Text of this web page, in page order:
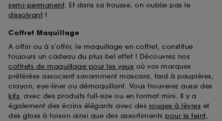
semi-permanent. Et dans sa trousse, on oublie pas le
dissolvant !
Coffret Maquillage
A offrir ou à s’offrir, le maquillage en coffret, constitue
toujours un cadeau du plus bel effet ! Découvrez nos
coffrets de maquillage pour les yeux où vos marques
préférées associent savamment mascara, fard à paupières,
crayon, eye-liner ou démaquillant. Vous trouverez aussi des
kits, avec des produits full-size ou en format mini. Il y a
également des écrins élégants avec des rouges à lèvres et
des gloss à foison ainsi que des assortiments pour le teint,